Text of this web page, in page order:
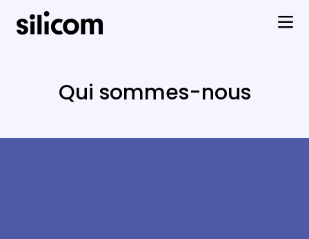
Qui sommes-nous